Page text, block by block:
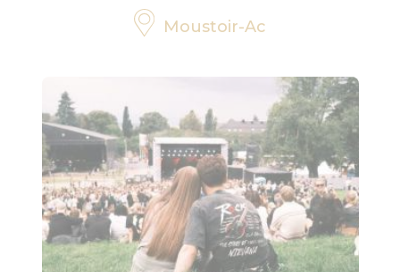
Moustoir-Ac